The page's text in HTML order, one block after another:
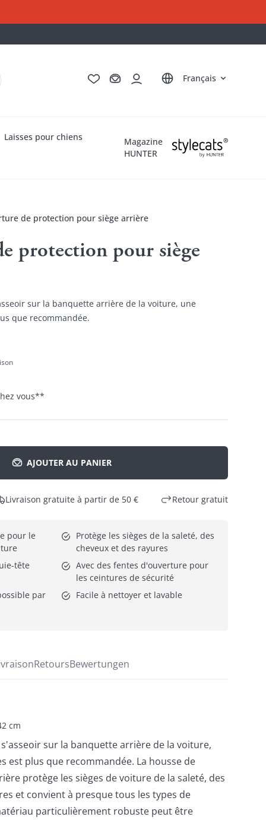
Deutsch
English
Italiano
Nederlands
Français
Laisses pour chiens
Magazine
HUNTER
de protection pour siège arrière
protection pour siège
sur la banquette arrière de la voiture, une
que recommandée.
vous**
AJOUTER AU PANIER
Livraison gratuite à partir de 50 € Retour gratuit
pour le
Protège les sièges de la saleté, des
cheveux et des rayures
tête
Avec des fentes d'ouverture pour
les ceintures de sécurité
par
Facile à nettoyer et lavable
RetoursBewertungen
cm
sur la banquette arrière de la voiture,
est plus que recommandée. La housse de
protège les sièges de voiture de la saleté, des
et convient à presque tous les types de
particulièrement robuste peut être